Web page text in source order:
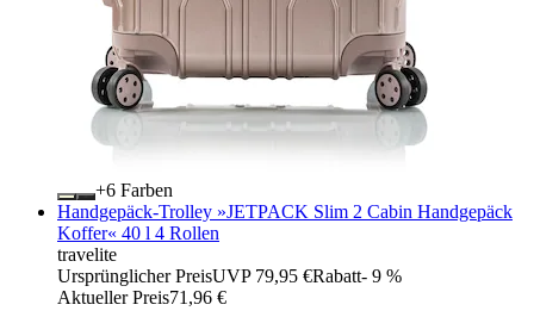
+
Farben
Handgepäck-Trolley »JETPACK Slim 2 Cabin Handgepäck
Koffer« 40 l 4 Rollen
travelite
Ursprünglicher PreisUVP 79,95 €Rabatt- 9 %
Aktueller Preis71,96 €